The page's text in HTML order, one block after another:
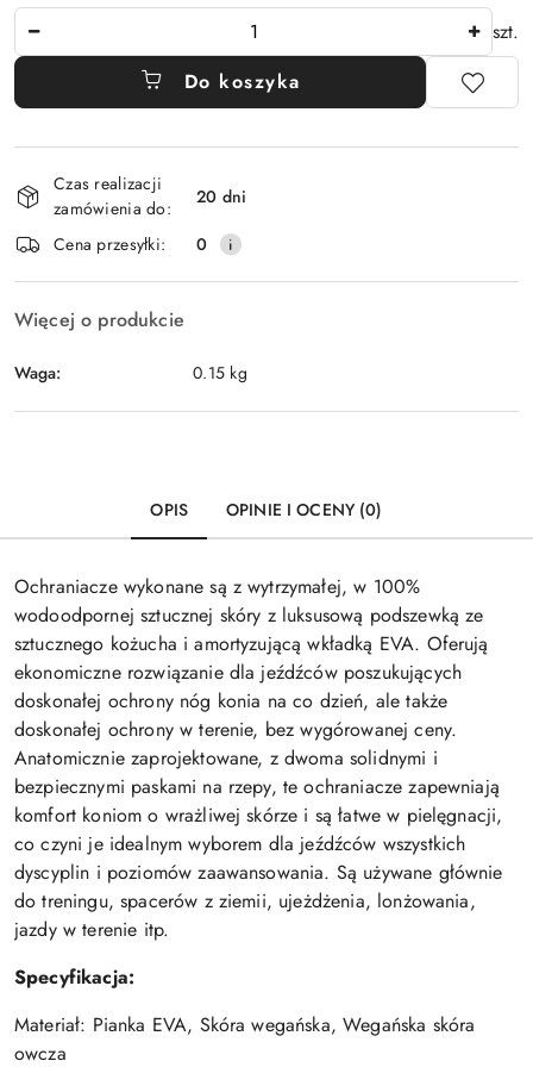
szt.
Do koszyka
i
dostawa
Czas realizacji
zamówienia do:
20 dni
Cena przesyłki:
0
Więcej o produkcie
Waga: 0.15 kg
OPIS OPINIE I OCENY (0)
Ochraniacze wykonane są z wytrzymałej, w 100%
wodoodpornej sztucznej skóry z luksusową podszewką ze
sztucznego kożucha i amortyzującą wkładką EVA. Oferują
ekonomiczne rozwiązanie dla jeźdźców poszukujących
doskonałej ochrony nóg konia na co dzień, ale także
doskonałej ochrony w terenie, bez wygórowanej ceny.
Anatomicznie zaprojektowane, z dwoma solidnymi i
bezpiecznymi paskami na rzepy, te ochraniacze zapewniają
komfort koniom o wrażliwej skórze i są łatwe w pielęgnacji,
co czyni je idealnym wyborem dla jeźdźców wszystkich
dyscyplin i poziomów zaawansowania. Są używane głównie
do treningu, spacerów z ziemii, ujeżdżenia, lonżowania,
jazdy w terenie itp.
Specyfikacja:
Materiał: Pianka EVA, Skóra wegańska, Wegańska skóra
owcza